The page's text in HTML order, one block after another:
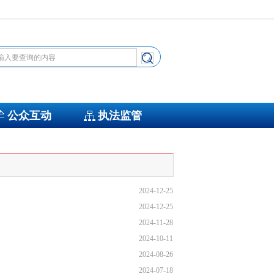
公众互动 执法监管
2024-12-25
2024-12-25
2024-11-28
2024-10-11
2024-08-26
2024-07-18